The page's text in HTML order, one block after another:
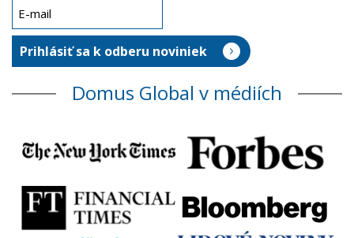
Domus Global v médiích